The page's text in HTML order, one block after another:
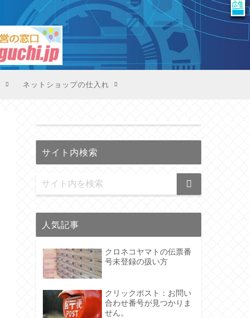
X
ネットショップの仕入れ
サイト内検索
人気記事
クロネコヤマトの伝票番
号未登録の扱い方
クリックポスト：お問い
合わせ番号が見つかりま
せん。